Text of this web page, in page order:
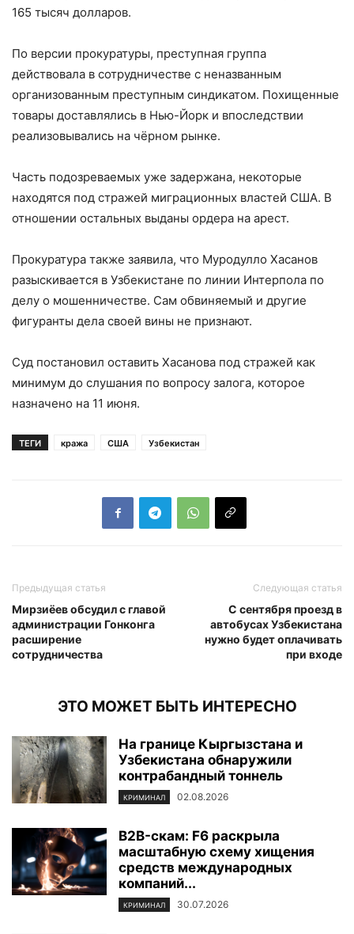
165 тысяч долларов.
По версии прокуратуры, преступная группа
действовала в сотрудничестве с неназванным
организованным преступным синдикатом. Похищенные
товары доставлялись в Нью-Йорк и впоследствии
реализовывались на чёрном рынке.
Часть подозреваемых уже задержана, некоторые
находятся под стражей миграционных властей США. В
отношении остальных выданы ордера на арест.
Прокуратура также заявила, что Муродулло Хасанов
разыскивается в Узбекистане по линии Интерпола по
делу о мошенничестве. Сам обвиняемый и другие
фигуранты дела своей вины не признают.
Суд постановил оставить Хасанова под стражей как
минимум до слушания по вопросу залога, которое
назначено на 11 июня.
ТЕГИ кража США Узбекистан
Предыдущая статья
Мирзиёев обсудил с главой
администрации Гонконга
расширение
сотрудничества
Следующая статья
С сентября проезд в
автобусах Узбекистана
нужно будет оплачивать
при входе
ЭТО МОЖЕТ БЫТЬ ИНТЕРЕСНО
На границе Кыргызстана и
Узбекистана обнаружили
контрабандный тоннель
КРИМИНАЛ 02.08.2026
B2B-скам: F6 раскрыла
масштабную схему хищения
средств международных
компаний...
КРИМИНАЛ 30.07.2026